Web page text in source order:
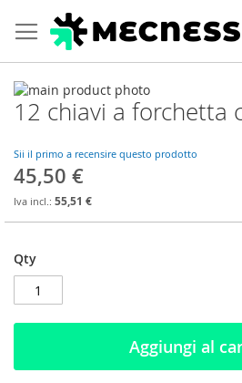
Vai
alla
fine
galleria
di
immagini
Vai
all'inizio
galleria
di
immagini
12 chiavi a forchetta
Sii il primo a recensire questo prodotto
45,50 €
55,51 €
Qty
Aggiungi al